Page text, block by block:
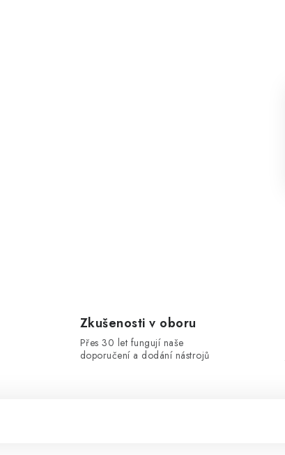
Zkušenosti v oboru
Přes 30 let fungují naše
doporučení a dodání nástrojů